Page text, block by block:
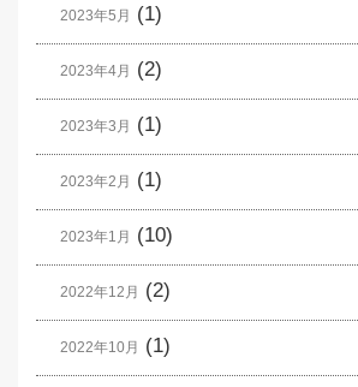
2023年5月 (1)
2023年4月 (2)
2023年3月 (1)
2023年2月 (1)
2023年1月 (10)
2022年12月 (2)
2022年10月 (1)